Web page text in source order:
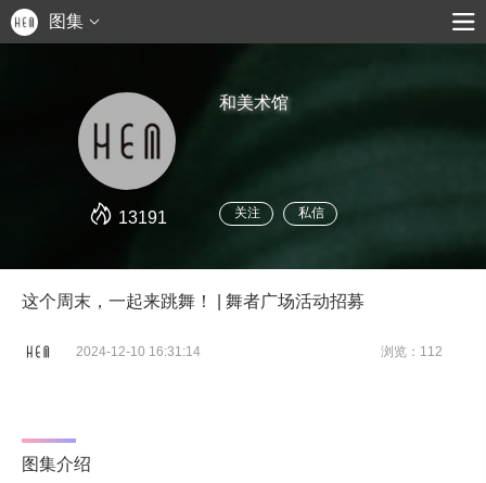
图集
13191
和美术馆
关注 私信
这个周末，一起来跳舞！ | 舞者广场活动招募
2024-12-10 16:31:14 浏览：112
图集介绍